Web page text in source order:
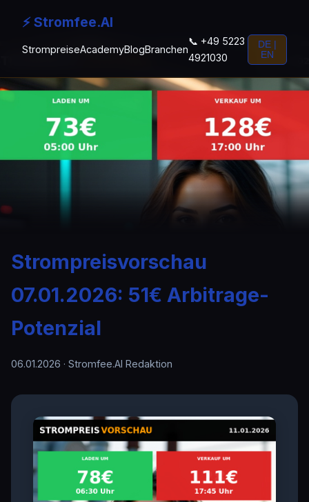
⚡ Stromfee.AI
StrompreiseAcademyBlogBranchen
📞 +49 5223
4921030
DE |
EN
Strompreisvorschau
07.01.2026: 51€ Arbitrage-
Potenzial
06.01.2026 · Stromfee.AI Redaktion